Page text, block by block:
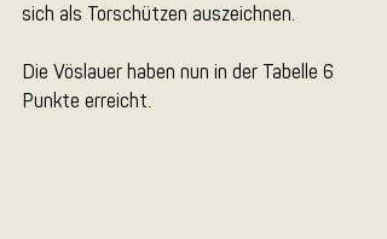
sich als Torschützen auszeichnen.
Die Vöslauer haben nun in der Tabelle 6
Punkte erreicht.